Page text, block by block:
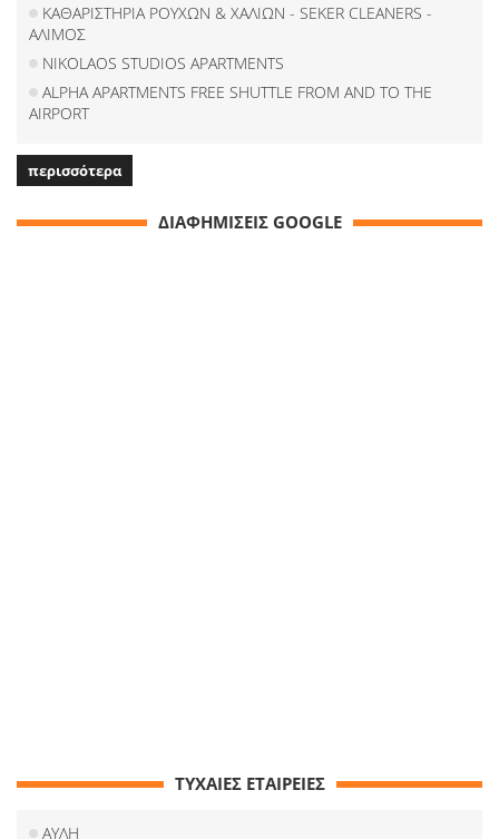
ΚΑΘΑΡΙΣΤΗΡΙΑ ΡΟΥΧΩΝ & ΧΑΛΙΩΝ - SEKER CLEANERS -
ΑΛΙΜΟΣ
NIKOLAOS STUDIOS APARTMENTS
ALPHA APARTMENTS FREE SHUTTLE FROM AND TO THE
AIRPORT
περισσότερα
ΔΙΑΦΗΜΙΣΕΙΣ GOOGLE
ΤΥΧΑΙΕΣ ΕΤΑΙΡΕΙΕΣ
ΑΥΛΗ